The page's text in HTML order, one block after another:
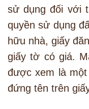
sử dụng đối với
quyền sử dụng
hữu nhà, giấy
giấy tờ có giá.
được xem là
đứng tên trên